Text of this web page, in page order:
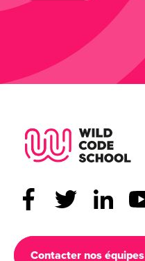
Contacter nos équipes